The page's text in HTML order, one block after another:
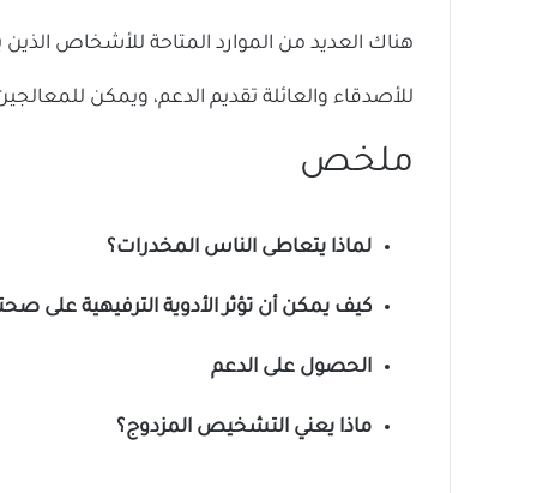
هناك العديد من الموارد المتاحة للأشخاص
للأصدقاء والعائلة تقديم الدعم، ويمكن
ملخص
لماذا يتعاطى الناس المخدرات؟
كيف يمكن أن تؤثر الأدوية الترفيهية على
الحصول على الدعم
ماذا يعني التشخيص المزدوج؟